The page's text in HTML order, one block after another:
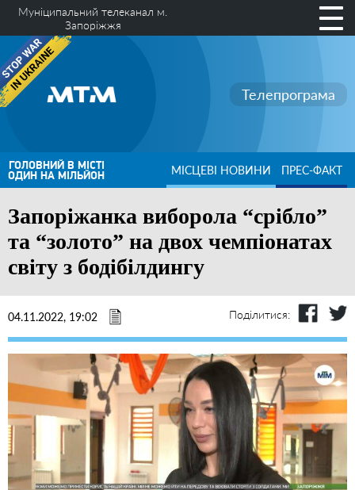
Муніципальний телеканал м.
Запоріжжя
Телепрограма
ГОЛОВНИЙ В МІСТІ
ОДИН НА МІЛЬЙОН МІСЦЕВІ НОВИНИ ПРЕС-ФАКТ
Запоріжанка виборола “срібло”
та “золото” на двох чемпіонатах
світу з бодібілдингу
04.11.2022, 19:02 Поділитися: